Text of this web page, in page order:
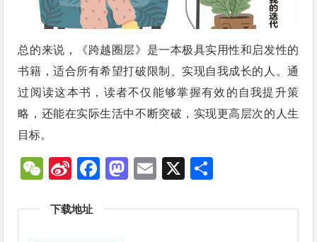
总的来说，《跨越圈层》是一本极具实用性和启发性的
书籍，适合所有希望打破限制、实现自我成长的人。通
过阅读这本书，读者不仅能够掌握有效的自我提升策
略，还能在实际生活中不断突破，实现更高层次的人生
目标。
WeChat
SinaFacebook
Mastodon
Email
X
下载地址